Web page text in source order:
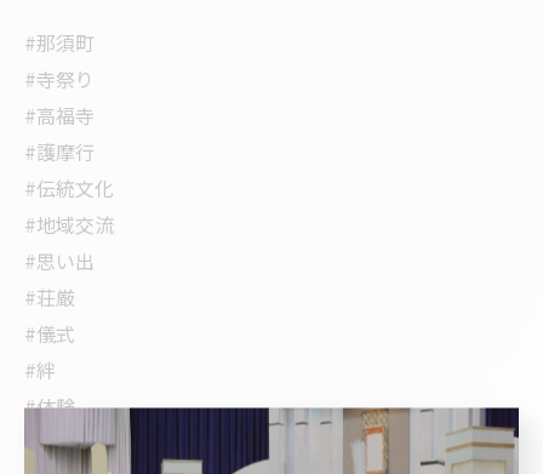
#那須町
#寺祭り
#高福寺
#護摩行
#伝統文化
#地域交流
#思い出
#荘厳
#儀式
#絆
#体験
#神聖